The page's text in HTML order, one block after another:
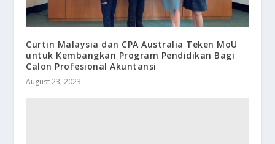
Curtin Malaysia dan CPA Australia Teken MoU
untuk Kembangkan Program Pendidikan Bagi
Calon Profesional Akuntansi
August 23, 2023